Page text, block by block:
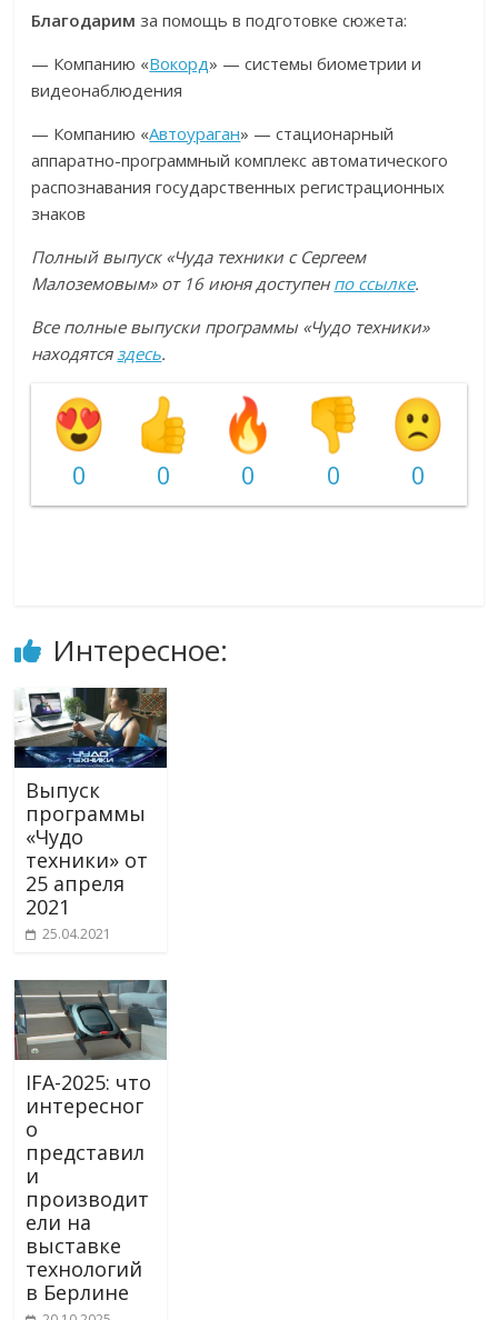
Благодарим за помощь в подготовке сюжета:
— Компанию «Вокорд» — системы биометрии и
видеонаблюдения
— Компанию «Автоураган» — стационарный
аппаратно-программный комплекс автоматического
распознавания государственных регистрационных
знаков
Полный выпуск «Чуда техники с Сергеем
Малоземовым» от 16 июня доступен по ссылке.
Все полные выпуски программы «Чудо техники»
находятсяздесь.
0 0 0 0 0
Интересное:
Выпуск
программы
«Чудо
техники» от
25 апреля
2021
25.04.2021
IFA-2025: что
интересног
о
представил
и
производит
ели на
выставке
технологий
в Берлине